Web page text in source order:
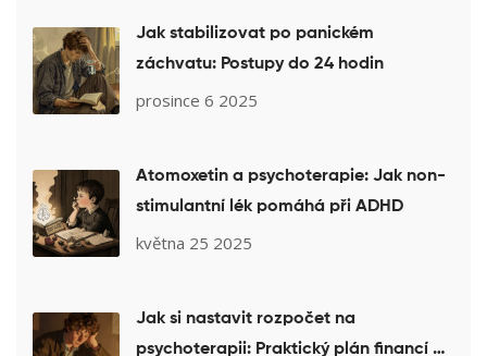
Jak stabilizovat po panickém
záchvatu: Postupy do 24 hodin
prosince 6 2025
Atomoxetin a psychoterapie: Jak non-
stimulantní lék pomáhá při ADHD
května 25 2025
Jak si nastavit rozpočet na
psychoterapii: Praktický plán financí a